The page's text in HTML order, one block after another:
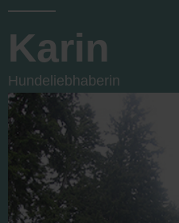
Karin
Hundeliebhaberin